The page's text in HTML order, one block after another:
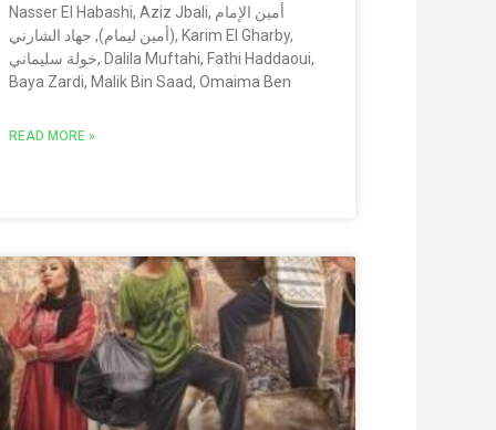
Nasser El Habashi, Aziz Jbali, أمين الإمام
(أمين ليمام), جهاد الشارني, Karim El Gharby,
خولة سليماني, Dalila Muftahi, Fathi Haddaoui,
Baya Zardi, Malik Bin Saad, Omaima Ben
READ MORE »